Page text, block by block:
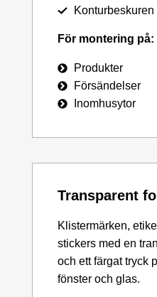
Konturbeskuren
För montering på:
Produkter
Försändelser
Inomhusytor
Transparent
Klistermärken,
stickers med en
och ett färgat tryck
fönster och glas.